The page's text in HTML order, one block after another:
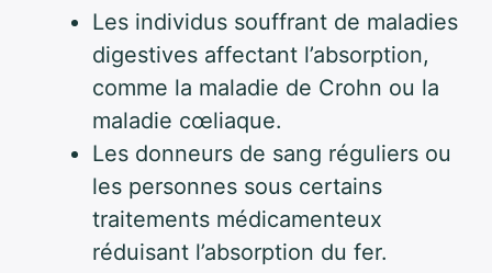
Les individus souffrant de maladies
digestives affectant l’absorption,
comme la maladie de Crohn ou la
maladie cœliaque.
Les donneurs de sang réguliers ou
les personnes sous certains
traitements médicamenteux
réduisant l’absorption du fer.